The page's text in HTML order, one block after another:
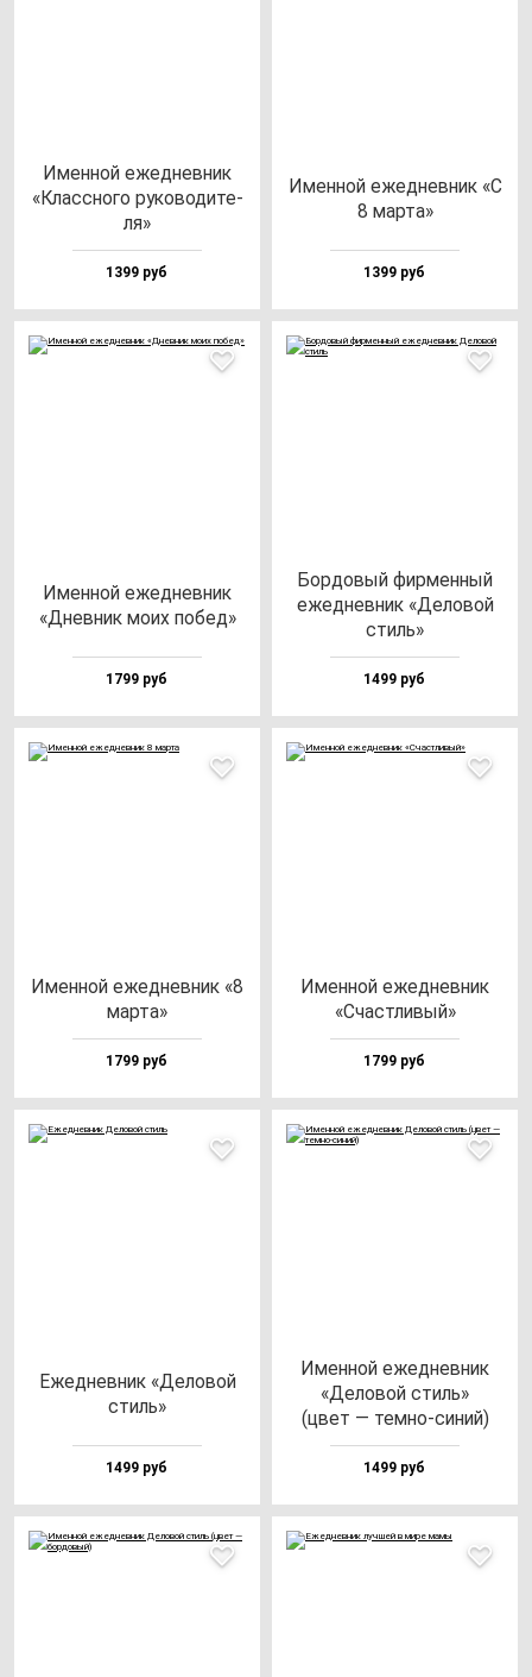
Имен­ной ежед­нев­ник
«Клас­сно­го ру­ко­во­ди­те­
ля»
1399 руб
Имен­ной ежед­нев­ник «С
8 мар­та»
1399 руб
Имен­ной ежед­нев­ник
«Днев­ник мо­их по­бед»
1799 руб
Бор­до­вый фир­мен­ный
ежед­нев­ник «Дело­вой
стиль»
1499 руб
Имен­ной ежед­нев­ник «8
мар­та»
1799 руб
Имен­ной ежед­нев­ник
«Счас­тли­вый»
1799 руб
Ежед­нев­ник «Дело­вой
стиль»
1499 руб
Имен­ной ежед­нев­ник
«Дело­вой стиль»
(цвет — тем­но-си­ний)
1499 руб